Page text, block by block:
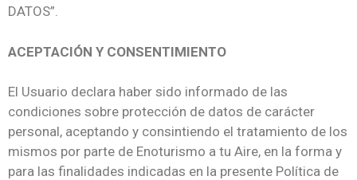
DATOS”.
ACEPTACIÓN Y CONSENTIMIENTO
El Usuario declara haber sido informado de las
condiciones sobre protección de datos de carácter
personal, aceptando y consintiendo el tratamiento de los
mismos por parte de Enoturismo a tu Aire, en la forma y
para las finalidades indicadas en la presente Política de